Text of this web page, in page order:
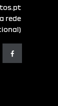
rede